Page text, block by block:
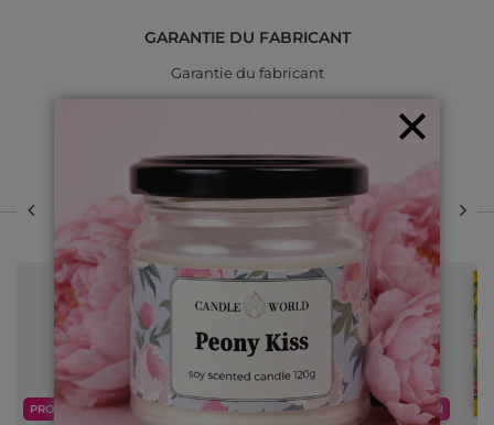
GARANTIE DU FABRICANT
Garantie du fabricant
SÉLECTIONNÉ POUR VOUS
Précédent dans cette
catégorie
Suivant dans cette
catégorie
PROMOTION PROMOTION